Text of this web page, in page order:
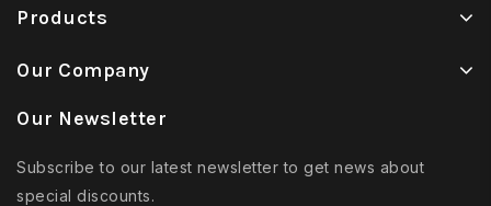
Products
Our Company
Our Newsletter
Subscribe to our latest newsletter to get news about
special discounts.